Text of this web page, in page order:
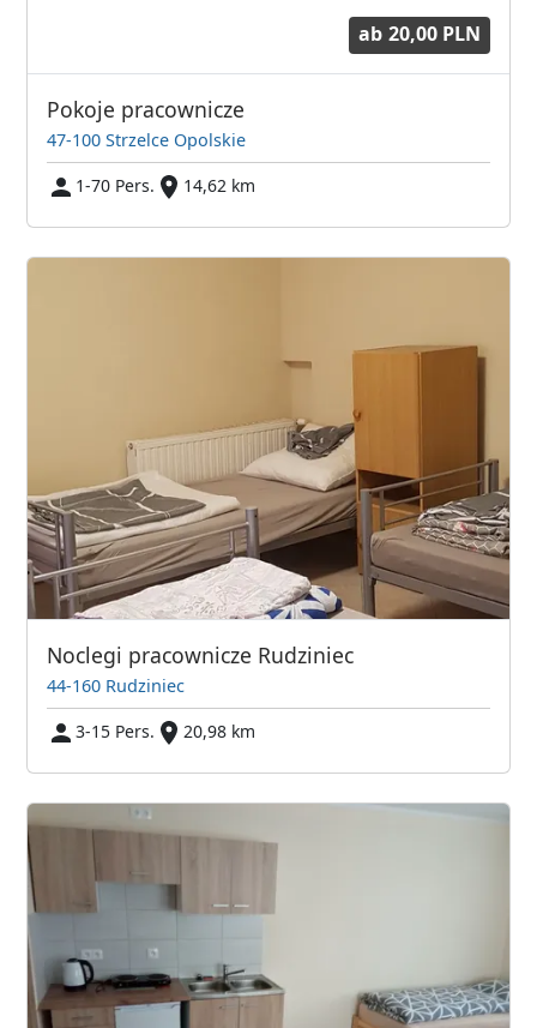
ab 20,00 PLN
Pokoje pracownicze
47-100 Strzelce Opolskie
1-70 Pers.
14,62 km
Noclegi pracownicze Rudziniec
44-160 Rudziniec
3-15 Pers.
20,98 km